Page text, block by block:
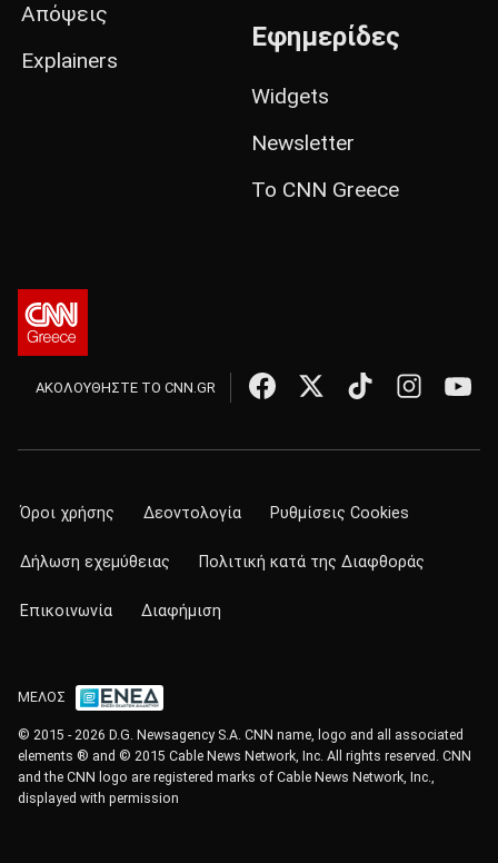
Απόψεις
Explainers
Εφημερίδες
Widgets
Newsletter
Το CNN Greece
ΑΚΟΛΟΥΘΗΣΤΕ ΤΟ CNN.GR
Όροι χρήσης Δεοντολογία Ρυθμίσεις Cookies
Δήλωση εχεμύθειας Πολιτική κατά της Διαφθοράς
Επικοινωνία Διαφήμιση
ΜΕΛΟΣ
© 2015 - 2026 D.G. Newsagency S.A. CNN name, logo and all associated
elements ® and © 2015 Cable News Network, Inc. All rights reserved. CNN
and the CNN logo are registered marks of Cable News Network, Inc.,
displayed with permission